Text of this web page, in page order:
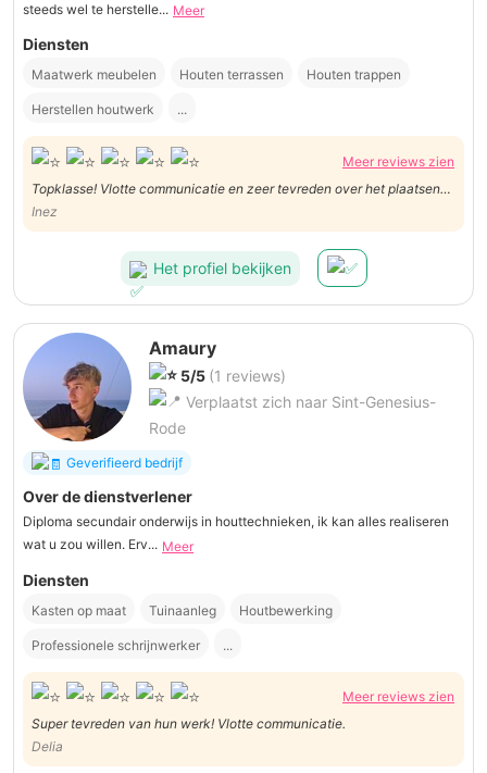
steeds wel te herstelle... Meer
Diensten
Maatwerk meubelen Houten terrassen Houten trappen
Herstellen houtwerk ...
Meer reviews zien
Topklasse! Vlotte communicatie en zeer tevreden over het plaatsen
van de binnendeuren. +++++
Inez
Het profiel bekijken
Amaury
5/5 (1 reviews)
Verplaatst zich naar Sint-Genesius-
Rode
Geverifieerd bedrijf
Over de dienstverlener
Diploma secundair onderwijs in houttechnieken, ik kan alles realiseren
wat u zou willen. Erv... Meer
Diensten
Kasten op maat Tuinaanleg Houtbewerking
Professionele schrijnwerker ...
Meer reviews zien
Super tevreden van hun werk! Vlotte communicatie.
Delia